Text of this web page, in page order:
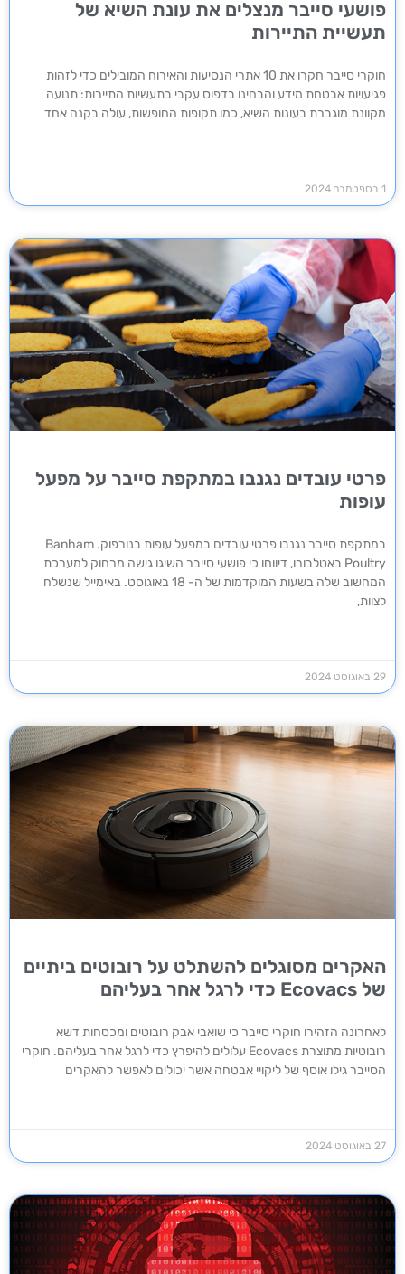
פושעי סייבר מנצלים את עונת השיא של
תעשיית התיירות
חוקרי סייבר חקרו את 10 אתרי הנסיעות והאירוח המובילים כדי לזהות
פגיעויות אבטחת מידע והבחינו בדפוס עקבי בתעשיות התיירות: תנועה
מקוונת מוגברת בעונות השיא, כמו תקופות החופשות, עולה בקנה אחד
1 בספטמבר 2024
פרטי עובדים נגנבו במתקפת סייבר על מפעל
עופות
במתקפת סייבר נגנבו פרטי עובדים במפעל עופות בנורפוק. Banham
Poultry באטלבורו, דיווחו כי פושעי סייבר השיגו גישה מרחוק למערכת
המחשוב שלה בשעות המוקדמות של ה- 18 באוגוסט. באימייל שנשלח
לצוות,
29 באוגוסט 2024
האקרים מסוגלים להשתלט על רובוטים ביתיים
של Ecovacs כדי לרגל אחר בעליהם
לאחרונה הזהירו חוקרי סייבר כי שואבי אבק רובוטים ומכסחות דשא
רובוטיות מתוצרת Ecovacs עלולים להיפרץ כדי לרגל אחר בעליהם. חוקרי
הסייבר גילו אוסף של ליקויי אבטחה אשר יכולים לאפשר להאקרים
27 באוגוסט 2024